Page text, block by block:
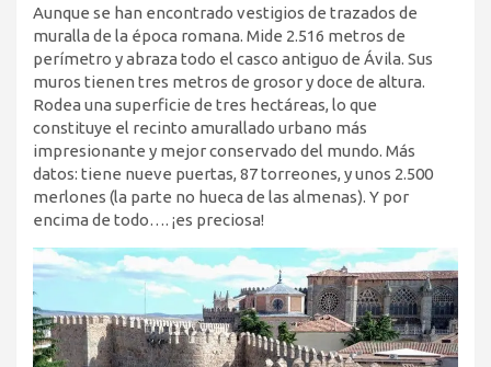
Aunque se han encontrado vestigios de trazados de
muralla de la época romana. Mide 2.516 metros de
perímetro y abraza todo el casco antiguo de Ávila. Sus
muros tienen tres metros de grosor y doce de altura.
Rodea una superficie de tres hectáreas, lo que
constituye el recinto amurallado urbano más
impresionante y mejor conservado del mundo. Más
datos: tiene nueve puertas, 87 torreones, y unos 2.500
merlones (la parte no hueca de las almenas). Y por
encima de todo…. ¡es preciosa!